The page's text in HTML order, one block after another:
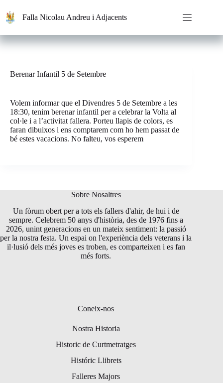
contenido
Falla Nicolau Andreu i Adjacents
Berenar Infantil 5 de Setembre
Volem informar que el Divendres 5 de Setembre a les
18:30, tenim berenar infantil per a celebrar la Volta al
col·le i a l’activitat fallera. Porteu llapis de colors, es
faran dibuixos i ens comptarem com ho hem passat de
bé estes vacacions. No falteu, vos esperem
Sobre Nosaltres
Un fòrum obert per a tots els fallers d'ahir, de hui i de
sempre. Celebrem 50 anys d'història, des de 1976 fins a
2026, unint generacions en un mateix sentiment: la passió
per la nostra festa. Un espai on l'experiència dels veterans i la
il·lusió dels més joves es troben, es comparteixen i es fan
més forts.
Coneix-nos
Nostra Historia
Historic de Curtmetratges
Históric Llibrets
Falleres Majors